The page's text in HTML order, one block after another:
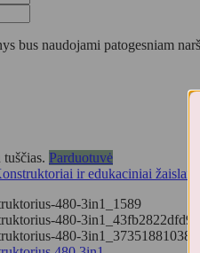
bus naudojami patogesniam
Parduotuvė
ir edukaciniai žaislai